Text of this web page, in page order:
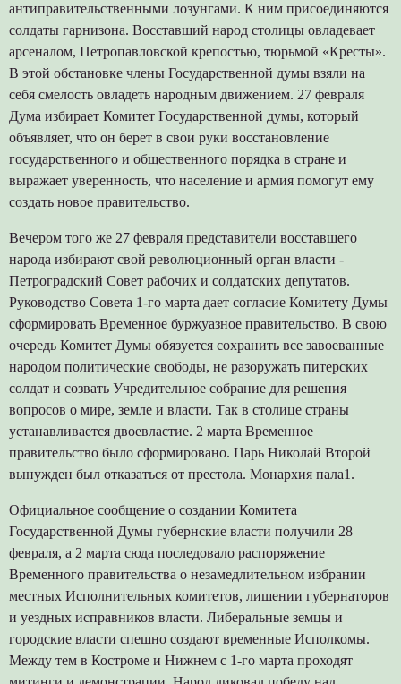
антиправительственными лозунгами. К ним присоединяются
солдаты гарнизона. Восставший народ столицы овладевает
арсеналом, Петропавловской крепостью, тюрьмой «Кресты».
В этой обстановке члены Государственной думы взяли на
себя смелость овладеть народным движением. 27 февраля
Дума избирает Комитет Государственной думы, который
объявляет, что он берет в свои руки восстановление
государственного и общественного порядка в стране и
выражает уверенность, что население и армия помогут ему
создать новое правительство.
Вечером того же 27 февраля представители восставшего
народа избирают свой революционный орган власти -
Петроградский Совет рабочих и солдатских депутатов.
Руководство Совета 1-го марта дает согласие Комитету Думы
сформировать Временное буржуазное правительство. В свою
очередь Комитет Думы обязуется сохранить все завоеванные
народом политические свободы, не разоружать питерских
солдат и созвать Учредительное собрание для решения
вопросов о мире, земле и власти. Так в столице страны
устанавливается двоевластие. 2 марта Временное
правительство было сформировано. Царь Николай Второй
вынужден был отказаться от престола. Монархия пала1.
Официальное сообщение о создании Комитета
Государственной Думы губернские власти получили 28
февраля, а 2 марта сюда последовало распоряжение
Временного правительства о незамедлительном избрании
местных Исполнительных комитетов, лишении губернаторов
и уездных исправников власти. Либеральные земцы и
городские власти спешно создают временные Исполкомы.
Между тем в Костроме и Нижнем с 1-го марта проходят